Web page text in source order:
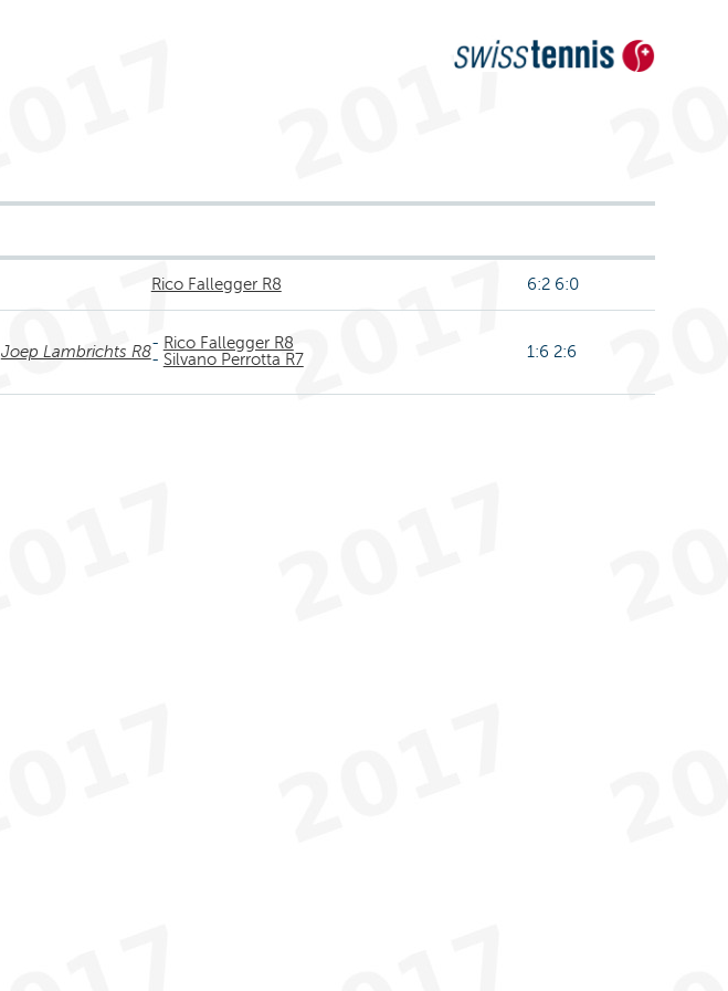
Rico Fallegger R8 6:2 6:0
Joep Lambrichts R8- Rico Fallegger R8
- Silvano Perrotta R7 1:6 2:6